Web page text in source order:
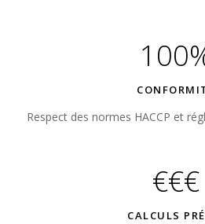
Respect des normes HACCP et
€€€
CALCULS